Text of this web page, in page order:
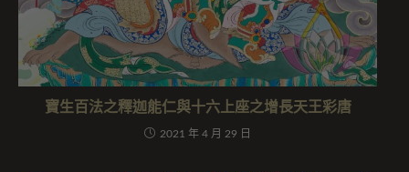
寶生百法之釋迦能仁與十六上座之增長天王彩唐
2021 年 4 月 29 日